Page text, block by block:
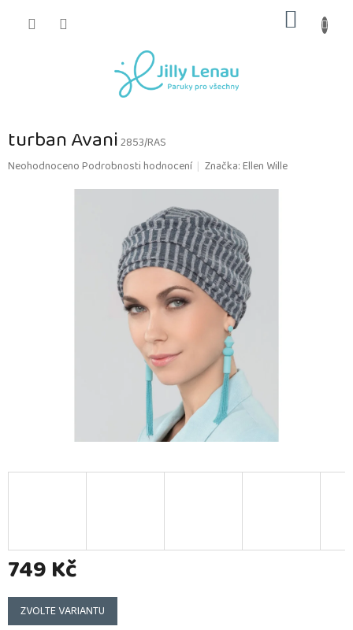
KOŠÍK
turban Avani2853/RAS
Průměrné
NeohodnocenoPodrobnosti hodnocení Značka:Ellen Wille
749 Kč
Měrná
cena:
ZVOLTE VARIANTU